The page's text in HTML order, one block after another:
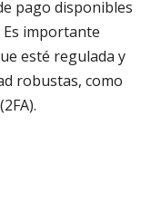
pago disponibles
importante
esté regulada y
robustas, como